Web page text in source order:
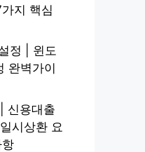
지 핵심
정 | 윈도
완벽가이
신용대출
시상환 요